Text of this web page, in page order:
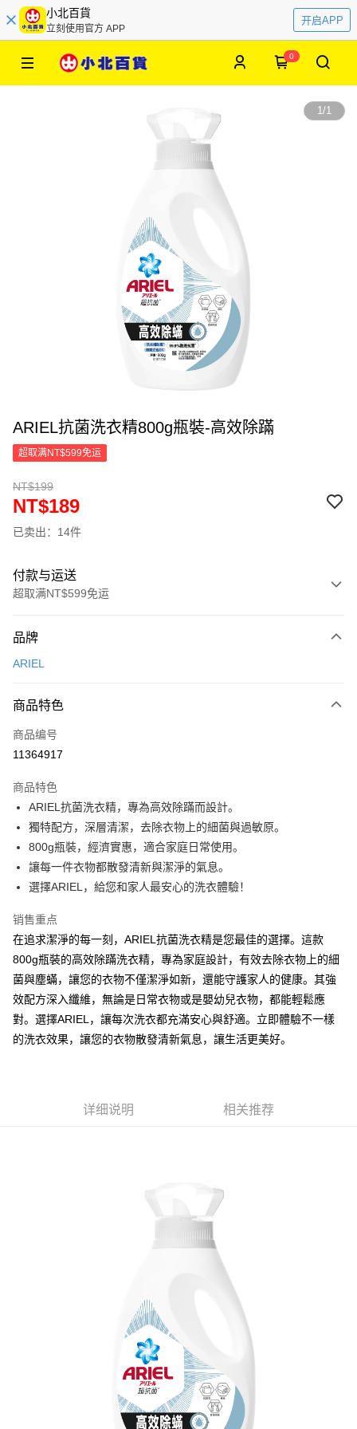
小北百貨
立刻使用官方 APP
开启APP
0
1/1
ARIEL抗菌洗衣精800g瓶裝-高效除蹣
超取满NT$599免运
NT$199
NT$189
已卖出：14件
付款与运送
超取满NT$599免运
信用卡一次付款
LINE Pay
Apple Pay
悠遊付
Google Pay
AFTEE先享后付
相关说明
一、關於 AFTEE先享後付
窗。
2. 進行簡訊驗證之後，即可完成結帳手續。
3. 訂單確認後不需事先繳費，商品會配送至您的指定地址。
4. 下訂完成後，您的手機會收到一封繳費通知簡訊，APP會員則會收到
AFTEE APP推播通知。
5. 收到商品當下無需繳費，確認無誤後，請再利用繳費通知簡訊或AFTEE
APP於四大便利商店‧ATM/網銀等方式進行付款。
請留意繳費期限為 14 天。唯有下載 AFTEE App 成為 AFTEE 會員者方能享
有最長 45 天內付款之服務。
夠在期限內收到商品(例如:預購商品或預計到貨時間較長者)。因此無論收到
「AFTEE先享後付」(下稱本服務)乃由恩沛科技股份有限公司(下稱 AFTEE )
所提供，並由 AFTEE 向您收取款項。因使用本服務所須提供之個人資料(包
含但不限於訂購人姓名、電話，收件人姓名、電話、收件地址)，將交付予
AFTEE 於本服務必要服務範圍內運用。關於 AFTEE 對於個人資料之蒐集、
處理、利用，詳參 AFTEE 官網之『個人資料蒐集、處理及利用告知聲明』
https://aftee.tw/privacypolicy/ ）。
若款項超過繳費期限，將根據當次的金額加收年利率 16% 的逾期滯納金。
未成年的使用者，請事先徵得法定代理人或監護人之同意方可使用
若您對於個人資料之處理、利用有任何疑問，或欲行使相關法律權利，請聯
繫恩沛科技股份有限公司。若您不同意我們將上開所示之個人資料，連同必
运送方式
全家取貨付款
每笔NT$60，满NT$599(含以上)免运费
付款後全家取貨
每笔NT$60，满NT$599(含以上)免运费
品牌
ARIEL
商品特色
商品编号
11364917
商品特色
ARIEL抗菌洗衣精，專為高效除蹣而設計。
獨特配方，深層清潔，去除衣物上的細菌與過敏原。
800g瓶裝，經濟實惠，適合家庭日常使用。
讓每一件衣物都散發清新與潔淨的氣息。
選擇ARIEL，給您和家人最安心的洗衣體驗！
销售重点
在追求潔淨的每一刻，ARIEL抗菌洗衣精是您最佳的選擇。這款
800g瓶裝的高效除蹣洗衣精，專為家庭設計，有效去除衣物上的細
菌與塵蟎，讓您的衣物不僅潔淨如新，還能守護家人的健康。其強
效配方深入纖維，無論是日常衣物或是嬰幼兒衣物，都能輕鬆應
對。選擇ARIEL，讓每次洗衣都充滿安心與舒適。立即體驗不一樣
的洗衣效果，讓您的衣物散發清新氣息，讓生活更美好。
详细说明 相关推荐